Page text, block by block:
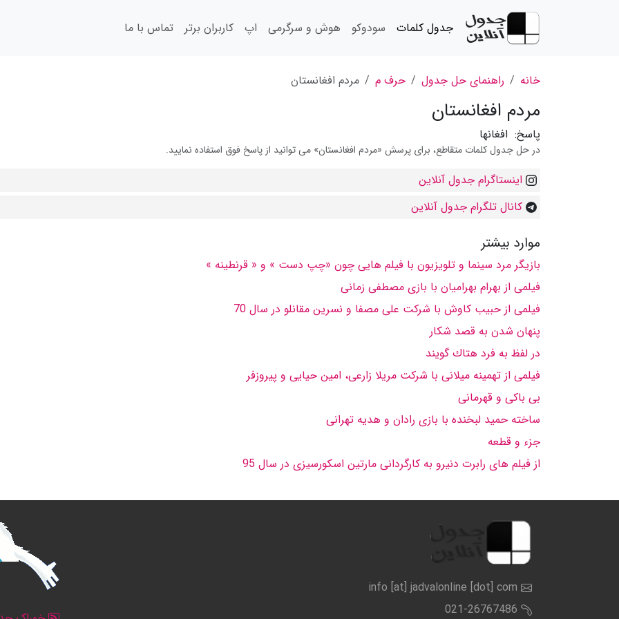
جدول کلمات سودوکو هوش و سرگرمی اپ کاربران برتر تماس با ما
خانه راهنمای حل جدول حرف م مردم افغانستان
مردم افغانستان
پاسخ: افغانها
در حل جدول کلمات متقاطع، برای پرسش «مردم افغانستان» می توانید از پاسخ فوق استفاده نمایید.
اینستاگرام جدول آنلاین
کانال تلگرام جدول آنلاین
موارد بیشتر
بازیگر مرد سینما و تلویزیون با فیلم هایی چون «چپ دست » و « قرنطینه »
فیلمی از بهرام بهرامیان با بازی مصطفی زمانی
فیلمی از حبیب كاوش با شركت علی مصفا و نسرین مقانلو در سال 70
پنهان شدن به قصد شكار
در لفظ به فرد هتاك گویند
فیلمی از تهمینه میلانی با شركت مریلا زارعی، امین حیایی و پیروزفر
بی باكی و قهرمانی
ساخته حمید لبخنده با بازی رادان و هدیه تهرانی
جزء و قطعه
از فیلم های رابرت دنیرو به كارگردانی مارتین اسكورسیزی در سال 95
info [at] jadvalonline [dot] com
021-26767486